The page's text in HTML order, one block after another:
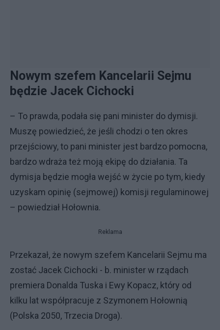
Nowym szefem Kancelarii Sejmu
będzie Jacek Cichocki
– To prawda, podała się pani minister do dymisji.
Muszę powiedzieć, że jeśli chodzi o ten okres
przejściowy, to pani minister jest bardzo pomocna,
bardzo wdraża też moją ekipę do działania. Ta
dymisja będzie mogła wejść w życie po tym, kiedy
uzyskam opinię (sejmowej) komisji regulaminowej
– powiedział Hołownia.
Reklama
Przekazał, że nowym szefem Kancelarii Sejmu ma
zostać Jacek Cichocki - b. minister w rządach
premiera Donalda Tuska i Ewy Kopacz, który od
kilku lat współpracuje z Szymonem Hołownią
(Polska 2050, Trzecia Droga).